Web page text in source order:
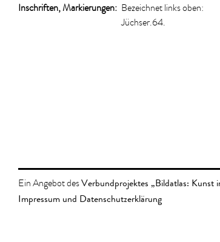
Inschriften, Markierungen: Bezeichnet links oben:
Jüchser.64.
Ein Angebot desVerbundprojektes „Bildatlas: Kunst
Impressum und Datenschutzerklärung